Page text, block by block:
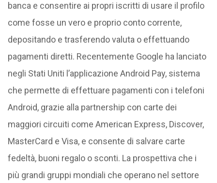
banca e consentire ai propri iscritti di usare il profilo
come fosse un vero e proprio conto corrente,
depositando e trasferendo valuta o effettuando
pagamenti diretti. Recentemente Google ha lanciato
negli Stati Uniti l’applicazione Android Pay, sistema
che permette di effettuare pagamenti con i telefoni
Android, grazie alla partnership con carte dei
maggiori circuiti come American Express, Discover,
MasterCard e Visa, e consente di salvare carte
fedeltà, buoni regalo o sconti. La prospettiva che i
più grandi gruppi mondiali che operano nel settore